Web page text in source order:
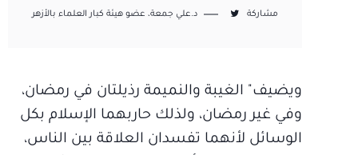
مشاركة د.علي جمعة، عضو هيئة كبار العلماء بالأزهر
ويضيف" الغيبة والنميمة رذيلتان في رمضان،
وفي غير رمضان، ولذلك حاربهما الإسلام بكل
الوسائل لأنهما تفسدان العلاقة بين الناس،